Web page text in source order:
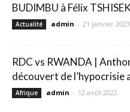
BUDIMBU à Félix
Actualité admin - 21 janvier 2023
RDC vs RWANDA |
découvert de l’hypocrisie
Afrique admin - 12 août 2022